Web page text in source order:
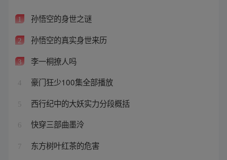
1 孙悟空的身世之谜
2 孙悟空的真实身世来历
3 李一桐撩人吗
4 豪门狂少100集全部播放
5 西行纪中的大妖实力分段概括
6 快穿三部曲墨泠
7 东方树叶红茶的危害